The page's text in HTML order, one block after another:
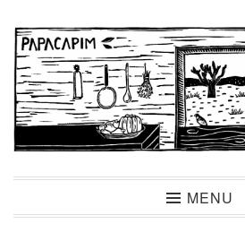
para
conteúdo
PapacapimMENU